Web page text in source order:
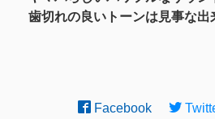
歯切れの良いトーンは見事な出
Facebook